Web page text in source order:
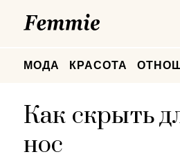
МОДА КРАСОТА
Как скрыть
нос